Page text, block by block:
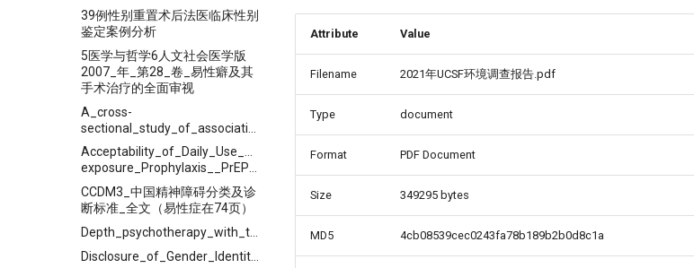
39例性别重置术后法医临床性别
鉴定案例分析
5医学与哲学6人文社会医学版
2007_年_第28_卷_易性癖及其
手术治疗的全面审视
A_cross-
Acceptability_of_Daily_Use_of_Free_Oral_Pre-
exposure_Prophylaxis__PrEP__Among_Transgender_Women_Sex_Workers_in_Shenyang,_China
CCDM3_中国精神障碍分类及诊
断标准_全文（易性症在74页）
Attribute Value
Filename 2021年UCSF环境调查报告.pdf
Type document
Format PDF Document
Size 349295 bytes
MD5 4cb08539cec0243fa78b189b2b0d8c1a